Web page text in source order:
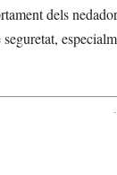
dels